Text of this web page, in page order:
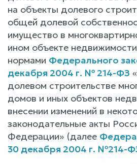
на объекты долевого
общей долевой
имущество в
ином объекте
нормами Федерального
декабря 2004 г. № 214-ФЗ
долевом строительстве
домов и иных объектов
внесении изменений в
законодательные акты
Федерации» (далее
30 декабря 2004 г. №214-